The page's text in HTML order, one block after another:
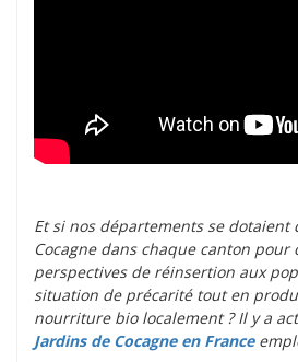
Et si nos départements se dotaient
Cocagne dans chaque canton pour
perspectives de réinsertion aux
situation de précarité tout en
nourriture bio localement ? Il y a
Jardins de Cocagne en France